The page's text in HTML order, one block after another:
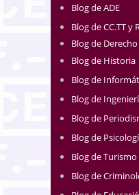
Blog de ADE
Blog de CC.TT y
Blog de Derecho
Blog de Historia
Blog de
Blog de
Blog de
Blog de
Blog de Turismo
Blog de